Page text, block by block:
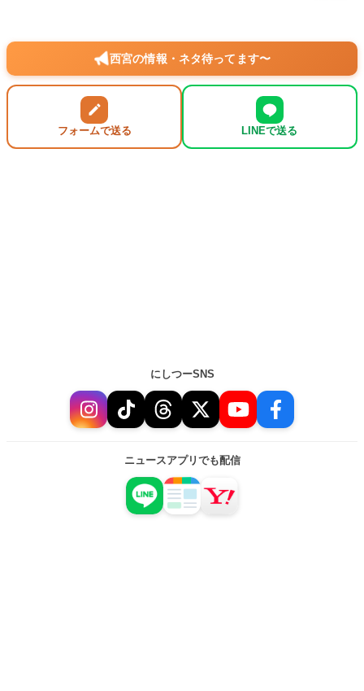
西宮の情報・ネタ待ってます〜
フォームで送る LINEで送る
にしつーSNS
ニュースアプリでも配信